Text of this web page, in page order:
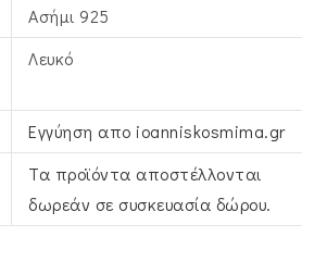
Ασήμι 925
Λευκό
Εγγύηση απο ioanniskosmima.gr
Τα προϊόντα αποστέλλονται
δωρεάν σε συσκευασία δώρου.